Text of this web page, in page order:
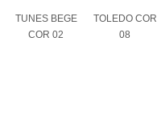
TUNES BEGE
COR 02
TOLEDO COR
08